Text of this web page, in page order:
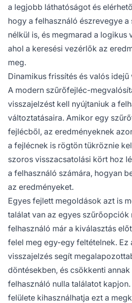
a legjobb láthatóságot és
hogy a felhasználó észrevegye
nélkül is, és megmarad a logikus
ahol a keresési vezérlők az
meg.
Dinamikus frissítés és valós idejű
A modern szűrőfejléc-
visszajelzést kell nyújtaniuk a
változtatásaira. Amikor egy
fejlécből, az eredményeknek
a fejlécnek is rögtön tükröznie
szoros visszacsatolási kört hoz
a felhasználó számára, hogyan
az eredményeket.
Egyes fejlett megoldások azt is
találat van az egyes szűrőopciók
felhasználó már a kiválasztás
felel meg egy-egy feltételnek. Ez
visszajelzés segít
döntésekben, és csökkenti
felhasználó nulla találatot
felülete kihasználhatja ezt a